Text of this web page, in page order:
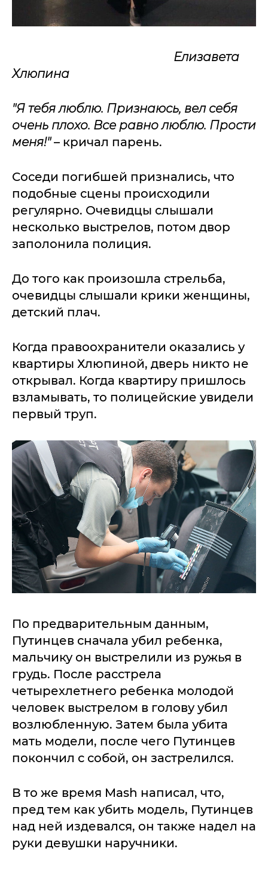
Елизавета
Хлюпина
"Я тебя люблю. Признаюсь, вел себя
очень плохо. Все равно люблю. Прости
меня!"– кричал парень.
Соседи погибшей признались, что
подобные сцены происходили
регулярно. Очевидцы слышали
несколько выстрелов, потом двор
заполонила полиция.
До того как произошла стрельба,
очевидцы слышали крики женщины,
детский плач.
Когда правоохранители оказались у
квартиры Хлюпиной, дверь никто не
открывал. Когда квартиру пришлось
взламывать, то полицейские увидели
первый труп.
По предварительным данным,
Путинцев сначала убил ребенка,
мальчику он выстрелили из ружья в
грудь. После расстрела
четырехлетнего ребенка молодой
человек выстрелом в голову убил
возлюбленную. Затем была убита
мать модели, после чего Путинцев
покончил с собой, он застрелился.
В то же время Mash написал, что,
пред тем как убить модель, Путинцев
над ней издевался, он также надел на
руки девушки наручники.